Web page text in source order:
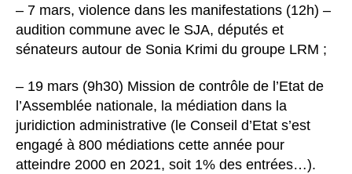
– 7 mars, violence dans les manifestations (12h) –
audition commune avec le SJA, députés et
sénateurs autour de Sonia Krimi du groupe LRM ;
– 19 mars (9h30) Mission de contrôle de l’Etat de
l’Assemblée nationale, la médiation dans la
juridiction administrative (le Conseil d’Etat s’est
engagé à 800 médiations cette année pour
atteindre 2000 en 2021, soit 1% des entrées…).